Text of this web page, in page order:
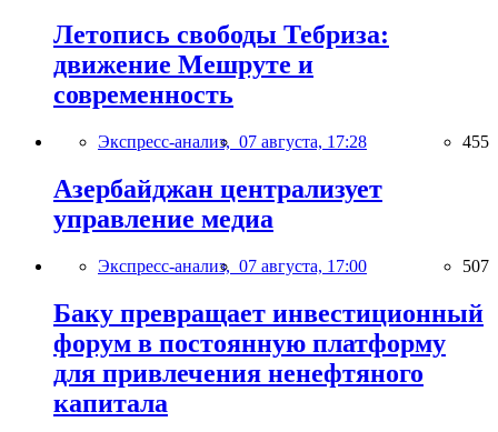
Летопись свободы Тебриза:
движение Мешруте и
современность
Экспресс-анализ, 07 августа, 17:28 455
Азербайджан централизует
управление медиа
Экспресс-анализ, 07 августа, 17:00 507
Баку превращает инвестиционный
форум в постоянную платформу
для привлечения ненефтяного
капитала